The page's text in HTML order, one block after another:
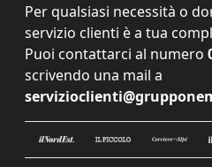
Per qualsiasi necessità o
servizio clienti è a tua
Puoi contattarci al numero
scrivendo una mail a